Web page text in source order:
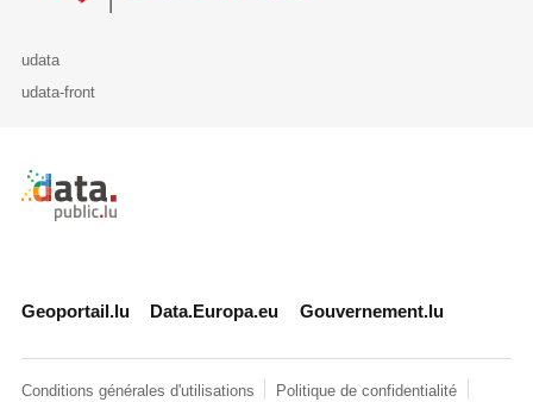
udata
udata-front
Retour à l'accueil de data.public.lu
Geoportail.lu Data.Europa.eu Gouvernement.lu
Conditions générales d'utilisations Politique de confidentialité